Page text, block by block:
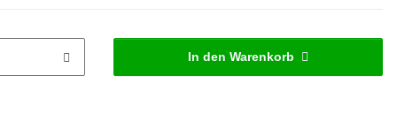
In den Warenkorb